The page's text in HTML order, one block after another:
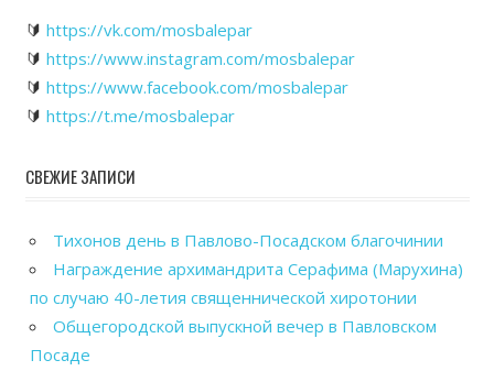
🔰 https://vk.com/mosbalepar
🔰 https://www.instagram.com/mosbalepar
🔰 https://www.facebook.com/mosbalepar
🔰 https://t.me/mosbalepar
СВЕЖИЕ ЗАПИСИ
Тихонов день в Павлово-Посадском благочинии
Награждение архимандрита Серафима (Марухина)
по случаю 40-летия священнической хиротонии
Общегородской выпускной вечер в Павловском
Посаде